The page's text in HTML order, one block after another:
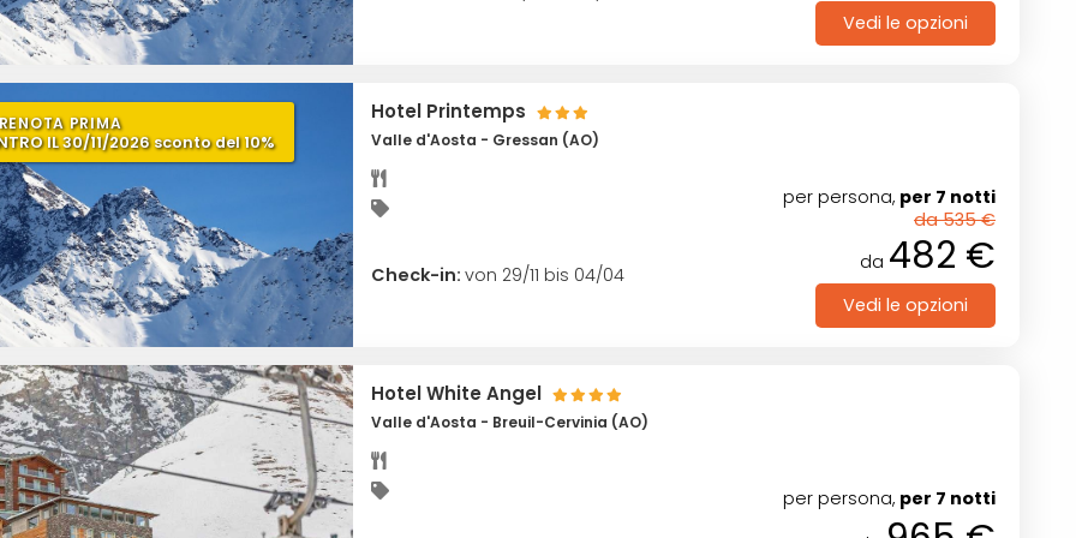
Vedi le opzioni
PRIMA
IL 30/11/2026 sconto del 10%
Hotel Printemps
Valle d'Aosta - Gressan (AO)
Check-in: von 29/11 bis 04/04
per persona, per 7 notti
da 535 €
da 482 €
Vedi le opzioni
Hotel White Angel
Valle d'Aosta - Breuil-Cervinia (AO)
per persona, per 7 notti